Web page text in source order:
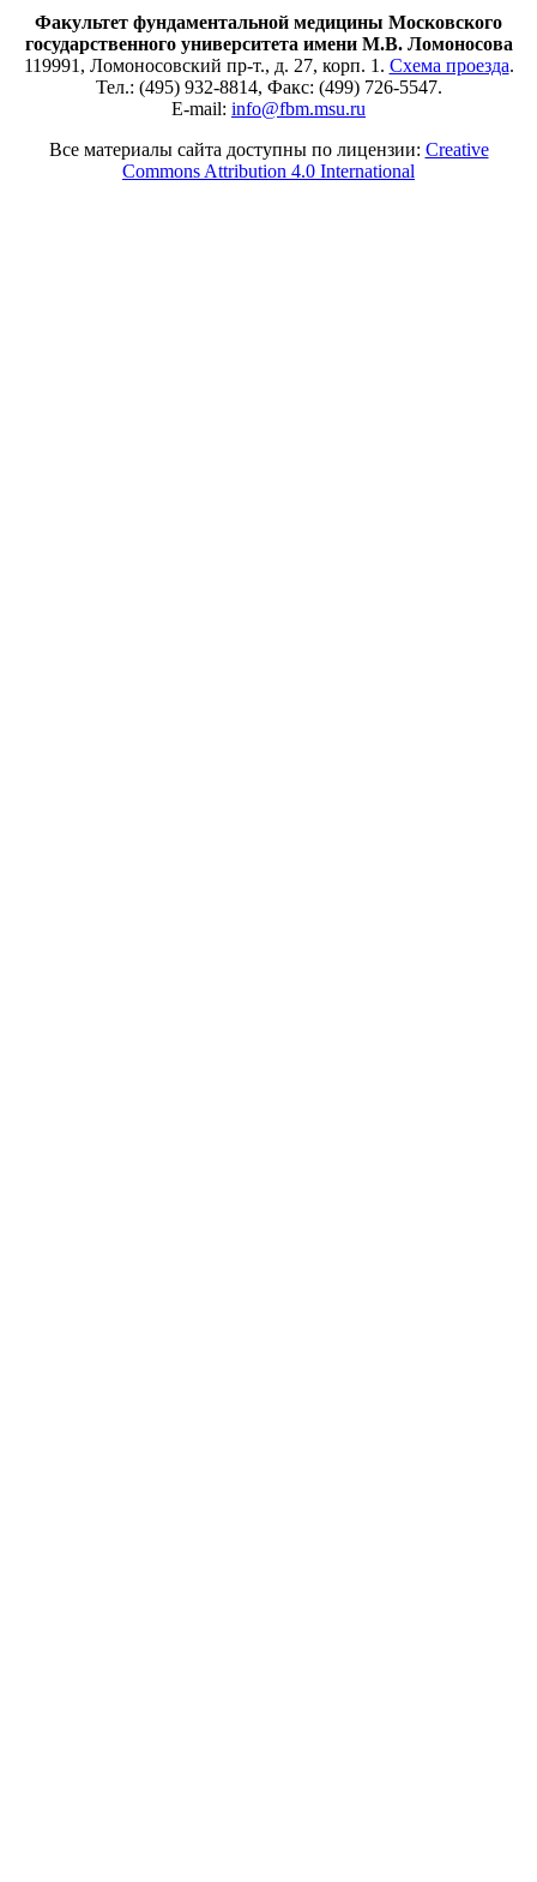
Факультет фундаментальной медицины Московского
государственного университета имени М.В. Ломоносова
119991, Ломоносовский пр-т., д. 27, корп. 1. Схема проезда.
Тел.: (495) 932-8814, Факс: (499) 726-5547.
E-mail: info@fbm.msu.ru
Все материалы сайта доступны по лицензии: Creative
Commons Attribution 4.0 International